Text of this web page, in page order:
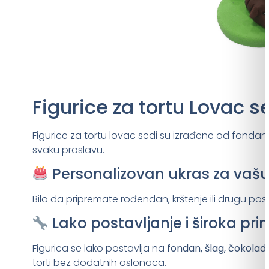
Figurice za tortu Lovac
Figurice za tortu lovac sedi su izrađene od
svaku proslavu.
Personalizovan ukras za
Bilo da pripremate rođendan, krštenje ili drugu
Lako postavljanje i široka
Figurica se lako postavlja na fondan, šlag,
torti bez dodatnih oslonaca.